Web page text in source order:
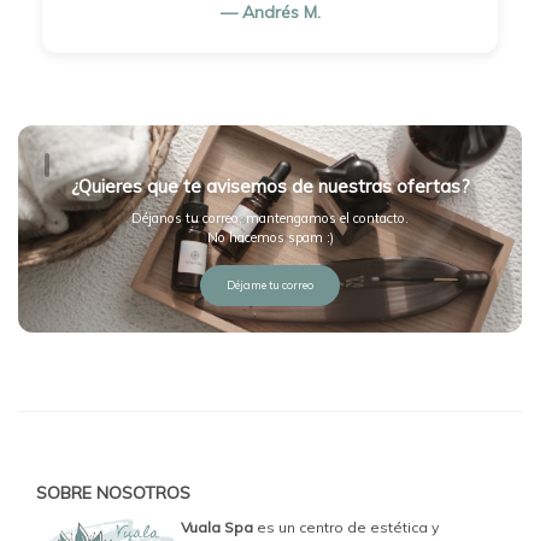
— Andrés M.
¿Quieres que te avisemos de nuestras ofertas?
Déjanos tu correo, mantengamos el contacto.
No hacemos spam :)
Déjame tu correo
SOBRE NOSOTROS
Vuala Spa es un centro de estética y